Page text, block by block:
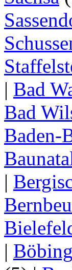
| Bad
Bad
Baden-
|
| Böbing